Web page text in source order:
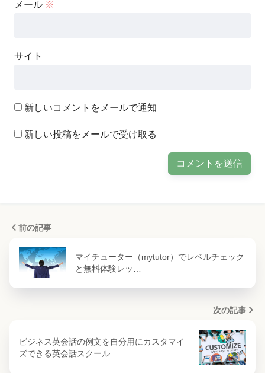
メール ※
サイト
新しいコメントをメールで通知
新しい投稿をメールで受け取る
前の記事
マイチューター（mytutor）でレベルチェック
と無料体験レッ…
次の記事
ビジネス英会話の例文を自分用にカスタマイ
ズできる英会話スクール